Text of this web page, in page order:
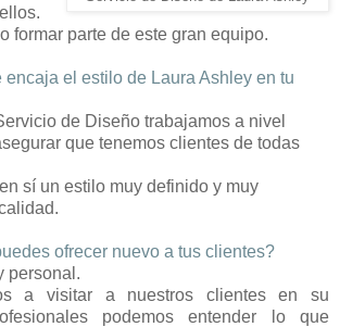
formar parte de este gran equipo.
encaja el estilo de Laura Ashley en tu
de Diseño trabajamos a nivel
que tenemos clientes de todas
sí un estilo muy definido y muy
ofrecer nuevo a tus clientes?
personal.
a visitar a nuestros clientes en su
podemos entender lo que